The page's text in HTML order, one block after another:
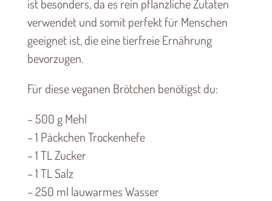
ist besonders, da es rein pflanzliche Zutaten
verwendet und somit perfekt für Menschen
geeignet ist, die eine tierfreie Ernährung
bevorzugen.
Für diese veganen Brötchen benötigst du:
– 500 g Mehl
– 1 Päckchen Trockenhefe
– 1 TL Zucker
– 1 TL Salz
– 250 ml lauwarmes Wasser